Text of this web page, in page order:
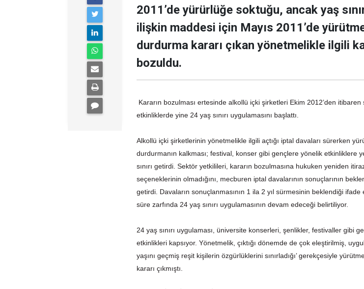
2011’de yürürlüğe soktuğu, ancak yaş
ilişkin maddesi için Mayıs 2011’de
durdurma kararı çıkan yönetmelikle ilgili
bozuldu.
Kararın bozulması ertesinde alkollü içki şirketleri Ekim 2012’den itibaren
etkinliklerde yine 24 yaş sınırı uygulamasını başlattı.
Alkollü içki şirketlerinin yönetmelikle ilgili açtığı iptal davaları sürerken
durdurmanın kalkması; festival, konser gibi gençlere yönelik etkinliklere
sınırı getirdi. Sektör yetkilileri, kararın bozulmasına hukuken yeniden
seçeneklerinin olmadığını, mecburen iptal davalarının sonuçlarının
getirdi. Davaların sonuçlanmasının 1 ila 2 yıl sürmesinin beklendiği ifade
süre zarfında 24 yaş sınırı uygulamasının devam edeceği belirtiliyor.
24 yaş sınırı uygulaması, üniversite konserleri, şenlikler, festivaller gibi
etkinlikleri kapsıyor. Yönetmelik, çıktığı dönemde de çok eleştirilmiş,
yaşını geçmiş reşit kişilerin özgürlüklerini sınırladığı’ gerekçesiyle
kararı çıkmıştı.